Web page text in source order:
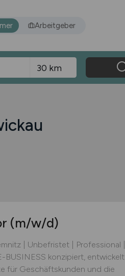
Arbeitgeber
(m/w/d)
| Unbefristet | Professional |
konzipiert, entwickelt
für Geschäftskunden und die